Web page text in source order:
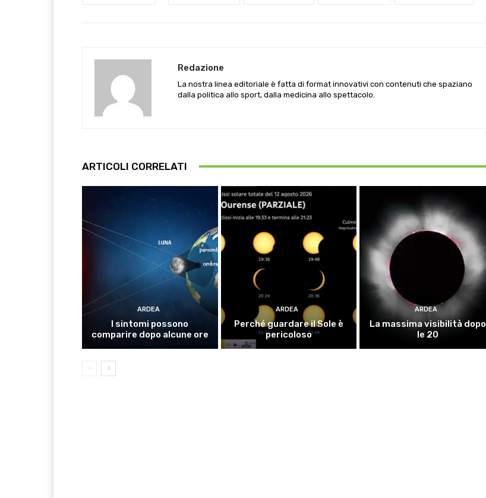
Redazione
La nostra linea editoriale è fatta di format innovativi con contenuti che spaziano
dalla politica allo sport, dalla medicina allo spettacolo.
ARTICOLI CORRELATI
ARDEA
I sintomi possono
comparire dopo alcune ore
ARDEA
Perché guardare il Sole è
pericoloso
ARDEA
La massima visibilità dopo
le 20